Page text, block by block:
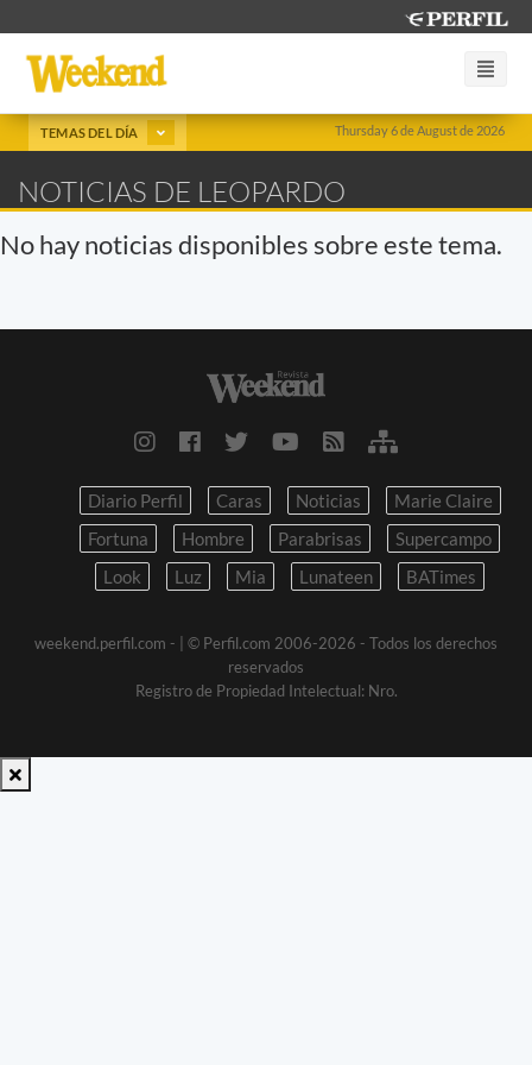
Thursday 6 de August de 2026
TEMAS DEL DÍA
NOTICIAS DE LEOPARDO
No hay noticias disponibles sobre este tema.
Diario Perfil Caras Noticias
Marie Claire
Fortuna
Hombre Parabrisas
Supercampo
Look
Luz Mia Lunateen BATimes
weekend.perfil.com -
| © Perfil.com 2006-2026 - Todos los derechos
reservados
Registro de Propiedad Intelectual: Nro.